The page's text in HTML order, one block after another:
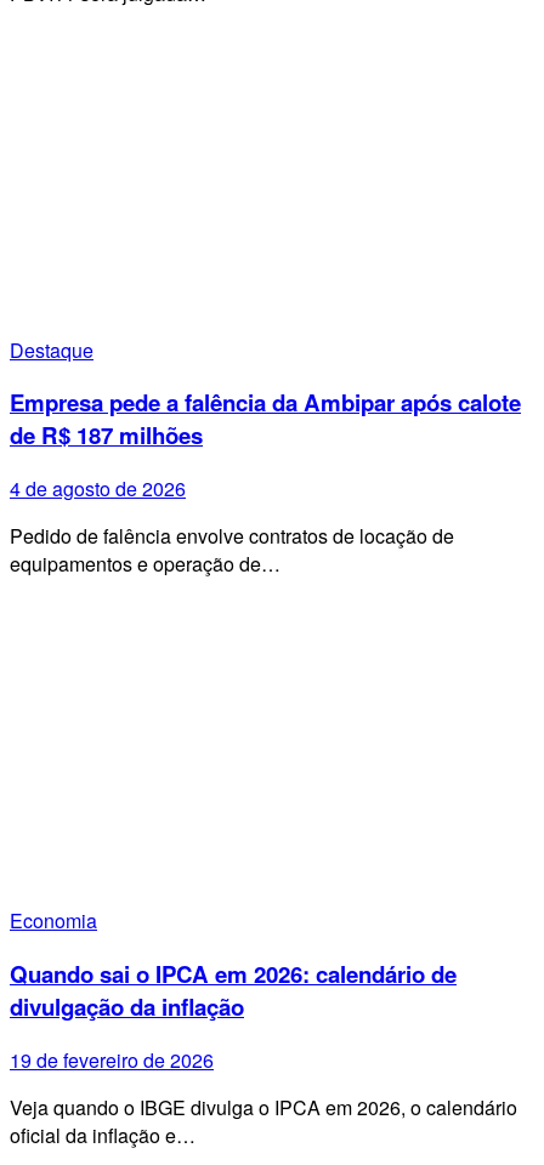
Destaque
Empresa pede a falência da Ambipar após calote
de R$ 187 milhões
4 de agosto de 2026
Pedido de falência envolve contratos de locação de
equipamentos e operação de…
Economia
Quando sai o IPCA em 2026: calendário de
divulgação da inflação
19 de fevereiro de 2026
Veja quando o IBGE divulga o IPCA em 2026, o calendário
oficial da inflação e…